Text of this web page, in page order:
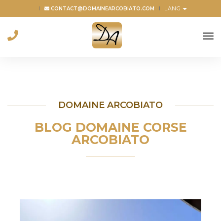
CONTACT@DOMAINEARCOBIATO.COM LANG
DOMAINE ARCOBIATO
BLOG DOMAINE CORSE
ARCOBIATO